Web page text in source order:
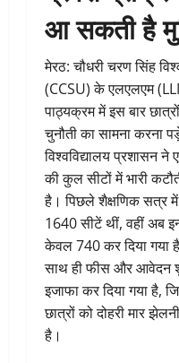
आ सकती है
मेरठ: चौधरी चरण सिंह
(CCSU) के एलएलएम
पाठ्यक्रम में इस बार
चुनौती का सामना करना
विश्वविद्यालय प्रशासन ने
की कुल सीटों में भारी
है। पिछले शैक्षणिक सत्र
1640 सीटें थीं, वहीं अब
केवल 740 कर दिया गया
साथ ही फीस और आवेदन
इजाफा कर दिया गया है,
छात्रों को दोहरी मार
है।